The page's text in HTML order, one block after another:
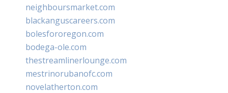
neighboursmarket.com
blackanguscareers.com
bolesfororegon.com
bodega-ole.com
thestreamlinerlounge.com
mestrinorubanofc.com
novelatherton.com